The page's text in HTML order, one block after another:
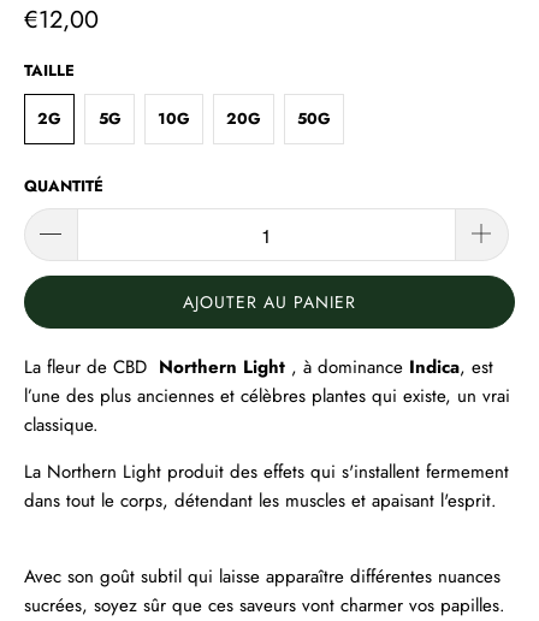
€12,00
TAILLE
2G 5G 10G 20G 50G
QUANTITÉ
AJOUTER AU PANIER
La fleur de CBD Northern Light , à dominance Indica, est
l’une des plus anciennes et célèbres plantes qui existe, un vrai
classique.
La Northern Light produit des effets qui s'installent fermement
dans tout le corps, détendant les muscles et apaisant l'esprit.
Avec son goût subtil qui laisse apparaître différentes nuances
sucrées, soyez sûr que ces saveurs vont charmer vos papilles.